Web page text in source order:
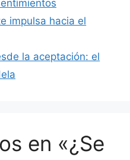
impulsa hacia el
la aceptación: el
en «¿Se